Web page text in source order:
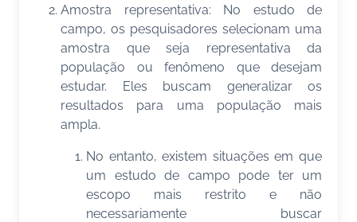
Amostra representativa: No estudo de
campo, os pesquisadores selecionam uma
amostra que seja representativa da
população ou fenômeno que desejam
estudar. Eles buscam generalizar os
resultados para uma população mais
ampla.
No entanto, existem situações em que
um estudo de campo pode ter um
escopo mais restrito e não
necessariamente buscar